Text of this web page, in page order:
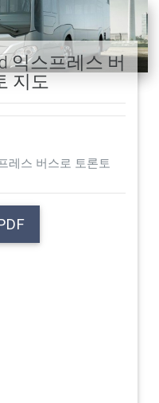
익스프레스 버
지도
레스 버스로 토론토